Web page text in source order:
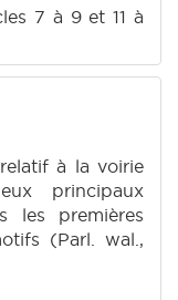
7 à 9 et 11 à
à la voirie
principaux
les premières
(Parl. wal.,